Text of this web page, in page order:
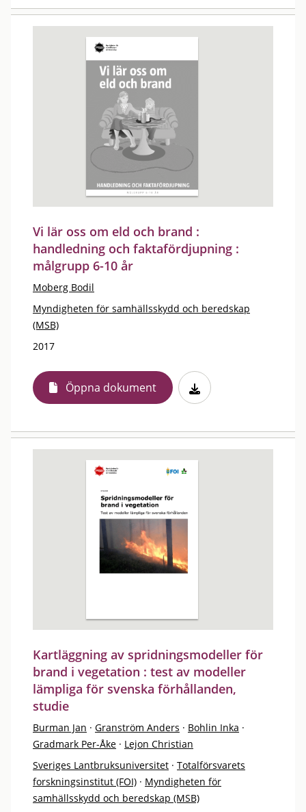
Vi lär oss om eld och brand :
handledning och faktafördjupning :
målgrupp 6-10 år
Moberg Bodil
Myndigheten för samhällsskydd och beredskap
(MSB)
2017
Öppna dokument
Kartläggning av spridningsmodeller för
brand i vegetation : test av modeller
lämpliga för svenska förhållanden,
studie
Burman Jan · Granström Anders · Bohlin Inka ·
Gradmark Per-Åke · Lejon Christian
Sveriges Lantbruksuniversitet · Totalförsvarets
forskningsinstitut (FOI) · Myndigheten för
samhällsskydd och beredskap (MSB)